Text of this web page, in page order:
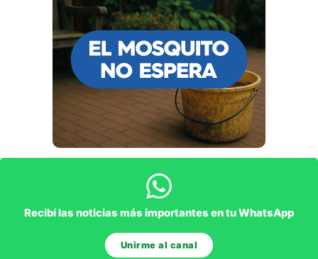
Recibí las noticias más importantes en tu WhatsApp
Unirme al canal